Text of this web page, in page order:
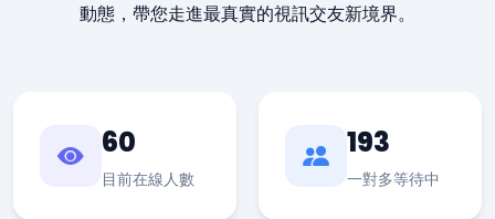
動態，帶您走進最真實的視訊交友新境界。
60
目前在線人數
193
一對多等待中